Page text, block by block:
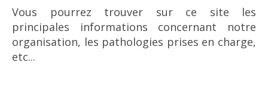
Vous pourrez trouver sur ce site les
principales informations concernant notre
organisation, les pathologies prises en charge,
etc...